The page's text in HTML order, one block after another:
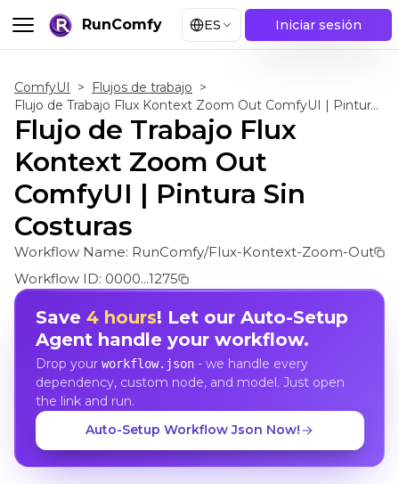
RunComfy ES Iniciar sesión
ComfyUI > Flujos de trabajo >
Flujo de Trabajo Flux Kontext Zoom Out ComfyUI | Pintura Sin Costuras
Flujo de Trabajo Flux
Kontext Zoom Out
ComfyUI | Pintura Sin
Costuras
Workflow Name: RunComfy/Flux-Kontext-Zoom-Out
Workflow ID: 0000...1275
Save 4 hours! Let our Auto-Setup
Agent handle your workflow.
Drop your workflow.json- we handle every
dependency, custom node, and model. Just open
the link and run.
Auto-Setup Workflow Json Now!